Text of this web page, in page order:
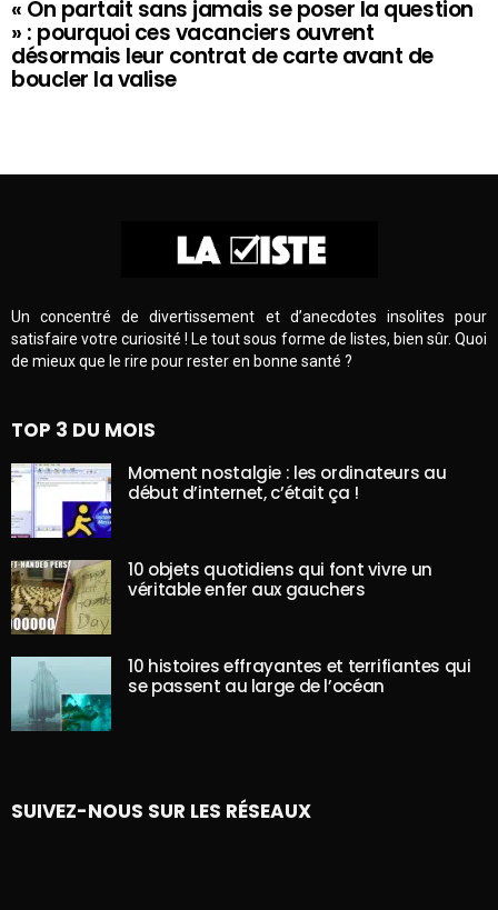
« On partait sans jamais se poser la question
» : pourquoi ces vacanciers ouvrent
désormais leur contrat de carte avant de
boucler la valise
Un concentré de divertissement et d’anecdotes insolites pour
satisfaire votre curiosité ! Le tout sous forme de listes, bien sûr. Quoi
de mieux que le rire pour rester en bonne santé ?
TOP 3 DU MOIS
Moment nostalgie : les ordinateurs au
début d’internet, c’était ça !
10 objets quotidiens qui font vivre un
véritable enfer aux gauchers
10 histoires effrayantes et terrifiantes qui
se passent au large de l’océan
SUIVEZ-NOUS SUR LES RÉSEAUX